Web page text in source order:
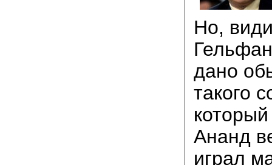
Но,
дано
такого
Ананд
играл